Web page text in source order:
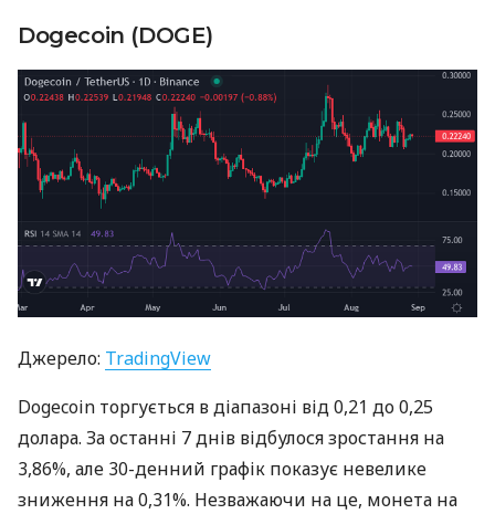
Dogecoin (DOGE)
Джерело: TradingView
Dogecoin торгується в діапазоні від 0,21 до 0,25
долара. За останні 7 днів відбулося зростання на
3,86%, але 30-денний графік показує невелике
зниження на 0,31%. Незважаючи на це, монета на